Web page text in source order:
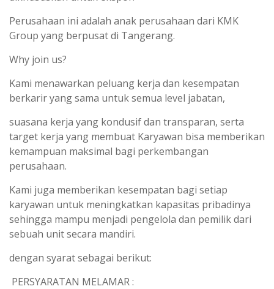
Perusahaan ini adalah anak perusahaan dari KMK
Group yang berpusat di Tangerang.
Why join us?
Kami menawarkan peluang kerja dan kesempatan
berkarir yang sama untuk semua level jabatan,
suasana kerja yang kondusif dan transparan, serta
target kerja yang membuat Karyawan bisa memberikan
kemampuan maksimal bagi perkembangan
perusahaan.
Kami juga memberikan kesempatan bagi setiap
karyawan untuk meningkatkan kapasitas pribadinya
sehingga mampu menjadi pengelola dan pemilik dari
sebuah unit secara mandiri.
dengan syarat sebagai berikut:
PERSYARATAN MELAMAR :